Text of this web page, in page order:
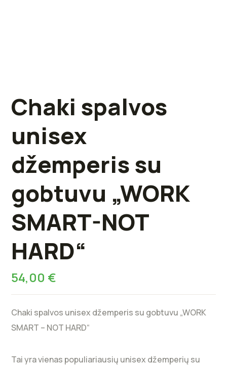
Chaki spalvos
unisex
džemperis su
gobtuvu „WORK
SMART-NOT
HARD“
54,00 €
Chaki spalvos unisex džemperis su gobtuvu „WORK
SMART – NOT HARD“
Tai yra vienas populiariausių unisex džemperių su